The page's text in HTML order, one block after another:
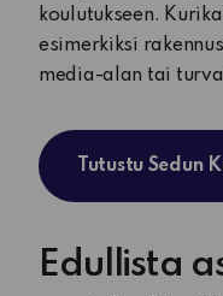
koulutukseen.
esimerkiksi
media-alan tai
Tutustu Sedun
Edullista